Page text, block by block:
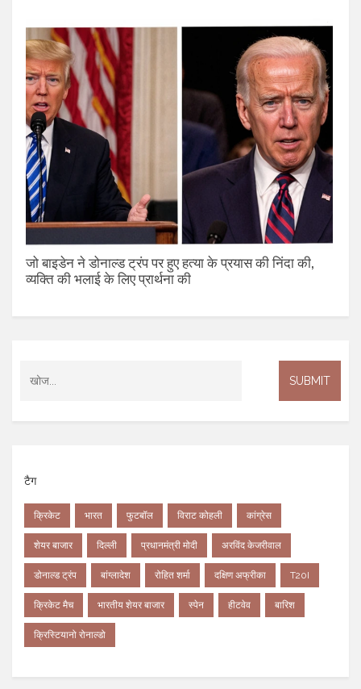
जो बाइडेन ने डोनाल्ड ट्रंप पर हुए हत्या के प्रयास की निंदा की,
व्यक्ति की भलाई के लिए प्रार्थना की
टैग
क्रिकेट भारत फुटबॉल विराट कोहली कांग्रेस
शेयर बाजार दिल्ली प्रधानमंत्री मोदी अरविंद केजरीवाल
डोनाल्ड ट्रंप बांग्लादेश रोहित शर्मा दक्षिण अफ्रीका T20I
क्रिकेट मैच भारतीय शेयर बाजार स्पेन हीटवेव बारिश
क्रिस्टियानो रोनाल्डो